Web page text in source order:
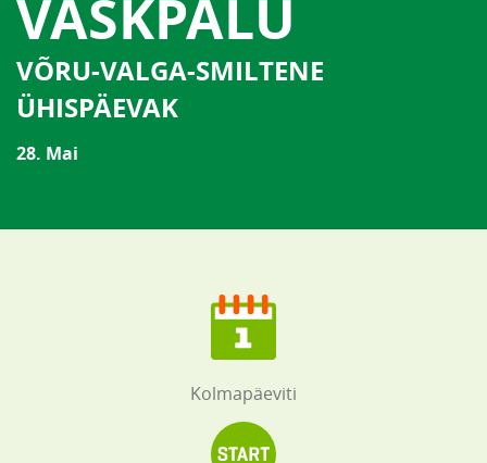
VASKPALU
VÕRU-VALGA-SMILTENE
ÜHISPÄEVAK
28. Mai
Kolmapäeviti